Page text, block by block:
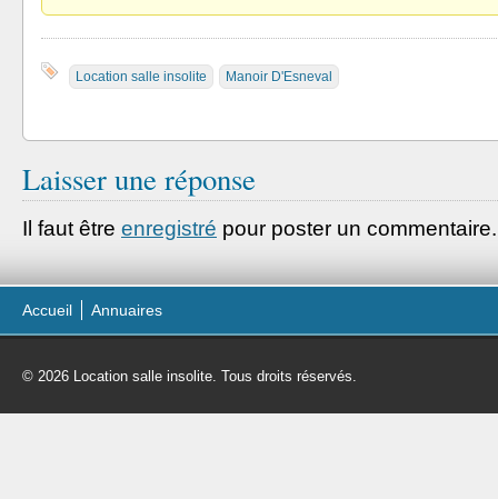
Location salle insolite Manoir D'Esneval
Laisser une réponse
Il faut être enregistré pour poster un commentaire.
Accueil Annuaires
© 2026 Location salle insolite. Tous droits réservés.